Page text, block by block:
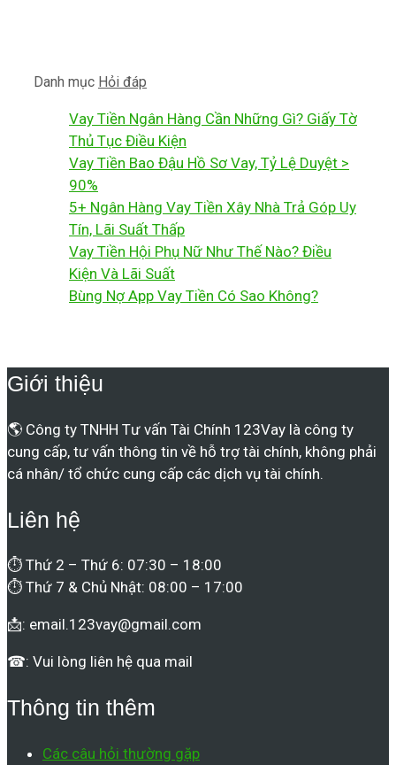
Danh mục Hỏi đáp
Vay Tiền Ngân Hàng Cần Những Gì? Giấy Tờ
Thủ Tục Điều Kiện
Vay Tiền Bao Đậu Hồ Sơ Vay, Tỷ Lệ Duyệt >
90%
5+ Ngân Hàng Vay Tiền Xây Nhà Trả Góp Uy
Tín, Lãi Suất Thấp
Vay Tiền Hội Phụ Nữ Như Thế Nào? Điều
Kiện Và Lãi Suất
Bùng Nợ App Vay Tiền Có Sao Không?
Giới thiệu
🌎 Công ty TNHH Tư vấn Tài Chính 123Vay là công ty
cung cấp, tư vấn thông tin về hỗ trợ tài chính, không phải
cá nhân/ tổ chức cung cấp các dịch vụ tài chính.
Liên hệ
⏱ Thứ 2 – Thứ 6: 07:30 – 18:00
⏱ Thứ 7 & Chủ Nhật: 08:00 – 17:00
📩: email.123vay@gmail.com
☎: Vui lòng liên hệ qua mail
Thông tin thêm
Các câu hỏi thường gặp